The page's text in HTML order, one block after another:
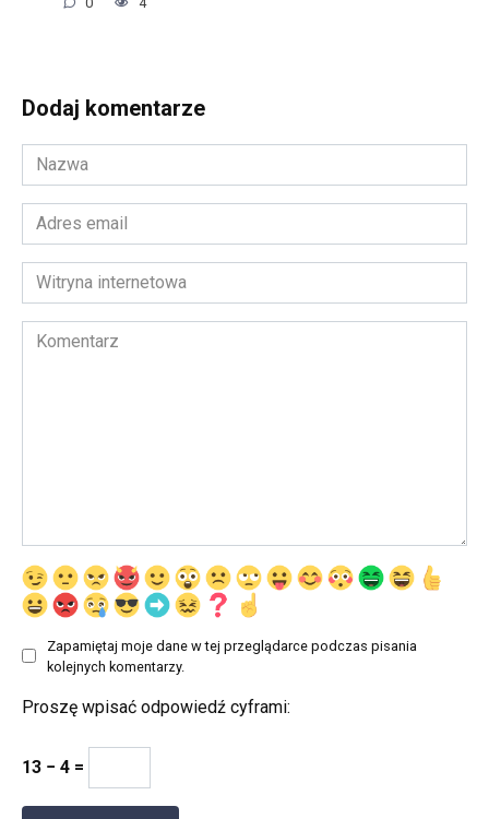
Dodaj komentarze
Nazwa
*
Adres
email
*Witryna
internetowa
Komentarz
Zapamiętaj moje dane w tej przeglądarce podczas pisania
kolejnych komentarzy.
Proszę wpisać odpowiedź cyframi:
13 − 4 =